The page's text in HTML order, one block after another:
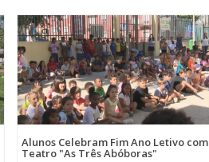
Alunos Celebram Fim Ano Letivo com
Teatro "As Três Abóboras"